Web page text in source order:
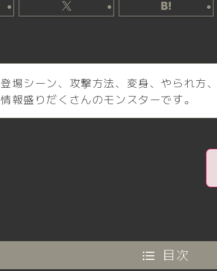
登場シーン、攻撃方法、変身、やられ方
情報盛りだくさんのモンスターです。
目次